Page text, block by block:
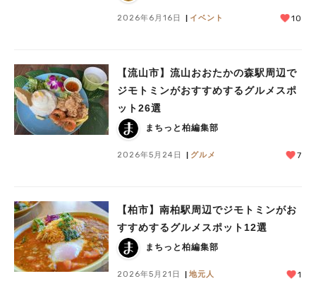
2026年6月16日 イベント 10
【流山市】流山おおたかの森駅周辺で
ジモトミンがおすすめするグルメスポ
ット26選
まちっと柏編集部
2026年5月24日 グルメ 7
【柏市】南柏駅周辺でジモトミンがお
すすめするグルメスポット12選
まちっと柏編集部
2026年5月21日 地元人 1